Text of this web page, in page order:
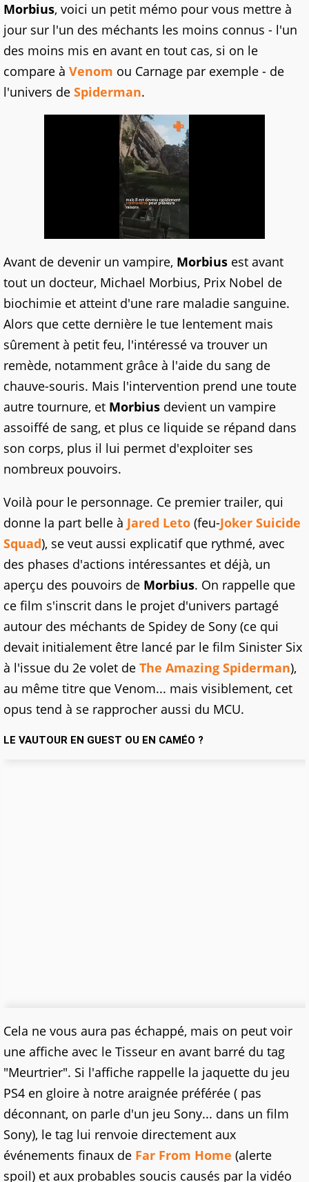
Morbius, voici un petit mémo pour vous mettre à
jour sur l'un des méchants les moins connus - l'un
des moins mis en avant en tout cas, si on le
compare à Venom ou Carnage par exemple - de
l'univers de Spiderman.
Avant de devenir un vampire, Morbius est avant
tout un docteur, Michael Morbius, Prix Nobel de
biochimie et atteint d'une rare maladie sanguine.
Alors que cette dernière le tue lentement mais
sûrement à petit feu, l'intéressé va trouver un
remède, notamment grâce à l'aide du sang de
chauve-souris. Mais l'intervention prend une toute
autre tournure, et Morbius devient un vampire
assoiffé de sang, et plus ce liquide se répand dans
son corps, plus il lui permet d'exploiter ses
nombreux pouvoirs.
Voilà pour le personnage. Ce premier trailer, qui
donne la part belle à Jared Leto (feu-Joker Suicide
Squad), se veut aussi explicatif que rythmé, avec
des phases d'actions intéressantes et déjà, un
aperçu des pouvoirs de Morbius. On rappelle que
ce film s'inscrit dans le projet d'univers partagé
autour des méchants de Spidey de Sony (ce qui
devait initialement être lancé par le film Sinister Six
à l'issue du 2e volet de The Amazing Spiderman),
au même titre que Venom... mais visiblement, cet
opus tend à se rapprocher aussi du MCU.
LE VAUTOUR EN GUEST OU EN CAMÉO ?
Cela ne vous aura pas échappé, mais on peut voir
une affiche avec le Tisseur en avant barré du tag
"Meurtrier". Si l'affiche rappelle la jaquette du jeu
PS4 en gloire à notre araignée préférée ( pas
déconnant, on parle d'un jeu Sony... dans un film
Sony), le tag lui renvoie directement aux
événements finaux de Far From Home (alerte
spoil) et aux probables soucis causés par la vidéo